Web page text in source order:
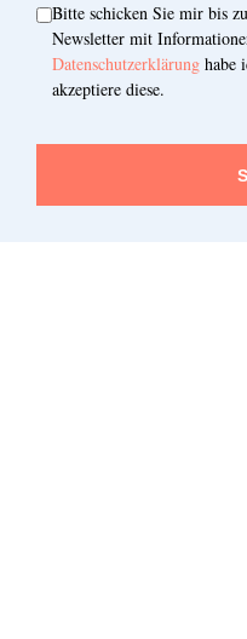
Bitte schicken Sie mir bis
Newsletter mit
Datenschutzerklärung habe
akzeptiere diese.